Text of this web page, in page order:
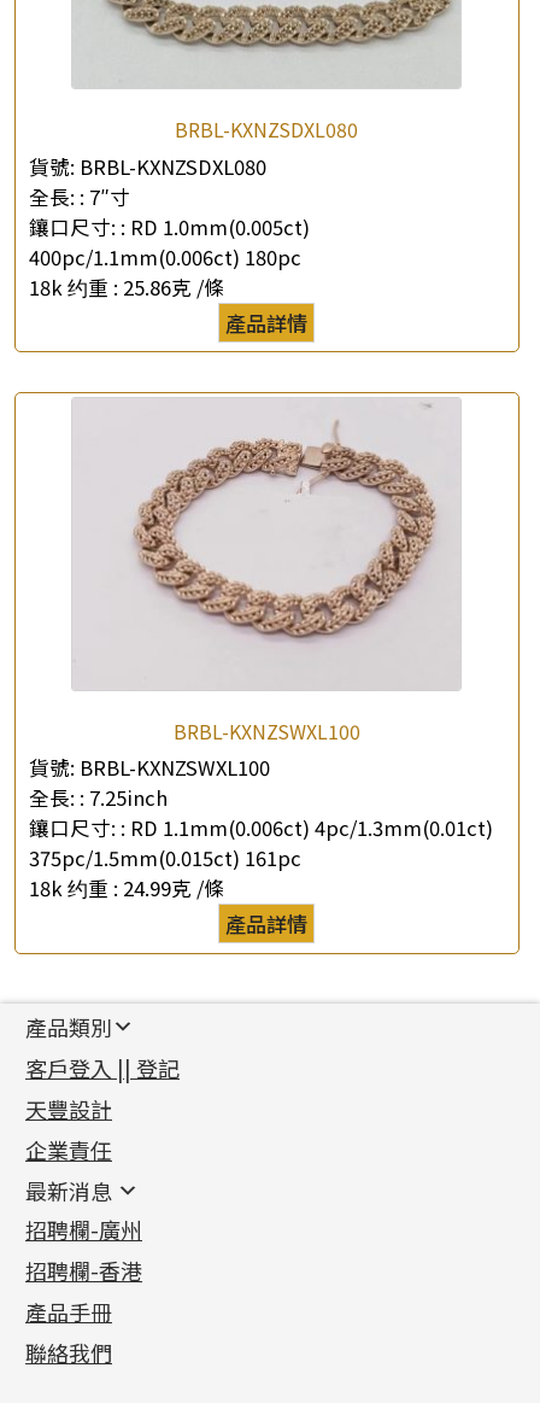
查詢以下產品
BRBL-KXNZSDXL080
貨號: BRBL-KXNZSDXL080
全長: : 7″寸
鑲口尺寸: : RD 1.0mm(0.005ct)
400pc/1.1mm(0.006ct) 180pc
18k 约重 : 25.86克 /條
產品詳情
BRBL-KXNZSWXL100
貨號: BRBL-KXNZSWXL100
全長: : 7.25inch
鑲口尺寸: : RD 1.1mm(0.006ct) 4pc/1.3mm(0.01ct)
375pc/1.5mm(0.015ct) 161pc
18k 约重 : 24.99克 /條
產品詳情
產品類別
新產品
足金系列
足金配件
機織鏈系列
珠仔鏈
镶口链
管狀網鏈
十字車花鏈系列
十字閃O鏈系列
十字錘打鏈系列
側身車花鏈系列
側身鏈系列
首飾配件
耳環類配件
卷迫系列
螺絲迫系列
梅花迫系列
平臺迫系列
綫拍系列
美拍系列
鏈類配件
動感車花吊墜
調節珠系列
生圈扣系列
龍蝦扣系列
鴨俐制系列
其他類配件
珠盤系列
袖口鈕系列
焊片及鐳射綫
空心車花管
珠類配件
無孔光身珠
空心光身珠
無孔批花珠
鑲口類
四爪頭系列
六爪頭系列
車花片
動感車花片
鑲口戒指
鑲口手鏈系列
首飾系列
手镯系列
戒指系列
空心耳環
空心车花管首饰链
空心手鐲系列
貴金屬原料
千足金
記憶金屬系列
記憶戒指
拉簧珠珠手鏈
記憶鈦手鐲
客戶登入 || 登記
天豐設計
企業責任
最新消息
最新消息
各項證書(2)
相片集(9)
展覽會資訊
最新產品資訊
招聘欄-廣州
招聘欄-香港
產品手冊
聯絡我們